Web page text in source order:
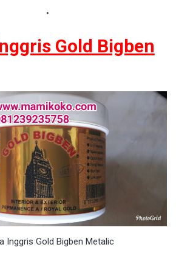
.
Gold Bigben
Inggris Gold Bigben Metalic